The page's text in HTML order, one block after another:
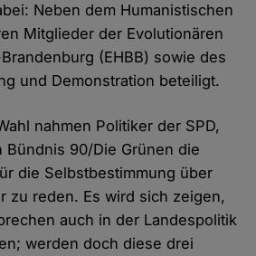
Neben dem Humanistischen
Mitglieder der Evolutionären
(EHBB) sowie des
und Demonstration beteiligt.
nahmen Politiker der SPD,
Bündnis 90/Die Grünen die
die Selbstbestimmung über
zu reden. Es wird sich zeigen,
auch in der Landespolitik
werden doch diese drei